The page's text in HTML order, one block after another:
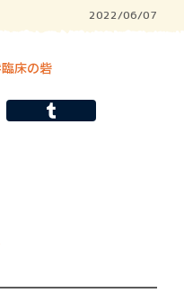
2022/06/07
臨床の砦